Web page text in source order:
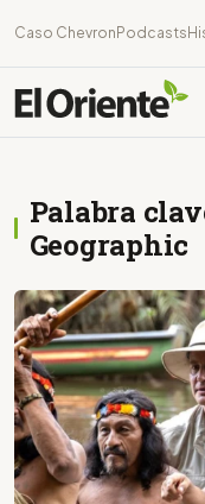
Caso Chevron Podcasts
Palabra
Geographic